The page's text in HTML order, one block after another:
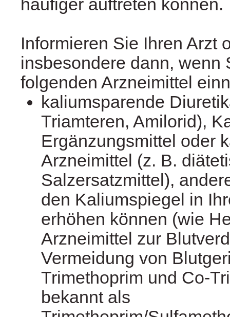
häufiger auftreten können.
Informieren Sie Ihren Arzt
insbesondere dann, wenn
folgenden Arzneimittel
kaliumsparende
Triamteren, Amilorid),
Ergänzungsmittel oder
Arzneimittel (z. B.
Salzersatzmittel),
den Kaliumspiegel in
erhöhen können (wie
Arzneimittel zur
Vermeidung von
Trimethoprim und Co-
bekannt als